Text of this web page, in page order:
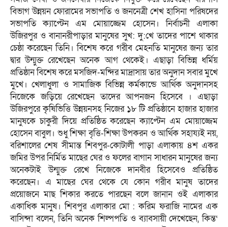
বিভাগ উন্নয়ন ফোরামের সভাপতি ও জননেত্রী শেখ হাসিনা পরিষদের
সভাপতি ক্যাপ্টেন এম মোয়াজ্জেম হোসেন। নির্বাচনী এলাকা
উজিরপুর ও বানানরীপাড়ার মানুষের সুখ: দু:খে তাদের পাশে থাকার
চেষ্ঠা করেছেন তিনি। বিশেষ করে গরীব মেহনতি মানুষের জন্য তার
দ্বার উন্মুক্ত রেখেছেন অনেক আগ থেকেই। এছাড়া বিভিন্ন ধর্মিয়
প্রতিষ্ঠান বিশেষ করে মসজিদ-মন্দির মাদ্রাসায় তার অনুদান সবার মুখে
মুখে। খেলাধুলা ও সামাজিক বিভিন্ন কর্মকান্ডে আর্থিক অনুদানসহ
নিজেকে জড়িয়ে রেখেছেন তাদের আপনজন হিসেবে । এছাড়া
উজিরপুরে কৃষিভিত্তি উন্নয়নসহ নিজের ১৮ টি প্রতিষ্ঠানে হাজার হাজার
মানুষকে চাকুরী দিয়ে প্রতিষ্ঠিত করেছেন ক্যাপ্টেন এম মোয়াজ্জেম
হোসেন বাবুল। শুধু শিক্ষা বৃত্তি-শিক্ষা উপকরন ও আর্থিক সহায্যই নয়,
বরিশালের শেষ সীমান্ত শিবপুর-কোটালী পাড়া এলাকায় ৪শ একর
জমির উপর নির্মিত মাছের ঘের ও ফলের বাগান সাধারন মানুষের জন্য
অনেকটাই উন্মুক্ত রেখে নিজেকে দানবীর হিসেবেও প্রতিষ্ঠিত
করেছেন। এ মাছের ঘের থেকে যে কোন গরীব মানুষ তাদের
প্রয়োজনে মাছ শিকার করতে পারছেন বলে জানান ওই এলাকার
একাধিক মানুষ। শিবপুর এলাকার মো : করিম ফরাজি নামের এক
বাসিন্দা বলেন, তিনি অনেক শিল্পপতি ও ব্যাবসায়ী দেখেছেন, কিন্ত‘